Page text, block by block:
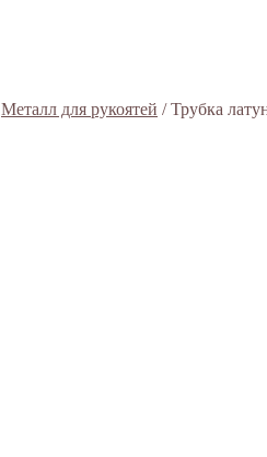
Металл для рукоятей /Трубка